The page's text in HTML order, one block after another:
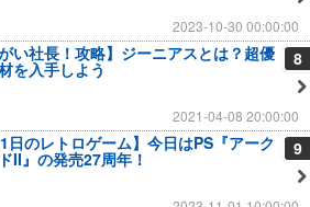
2023-10-30 00:00:00
8
がい社長！攻略】ジーニアスとは？超優
を入手しよう
2021-04-08 20:00:00
9
1日のレトロゲーム】今日はPS『アーク
II』の発売27周年！